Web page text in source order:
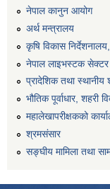
नेपाल कानुन आयोग
अर्थ मन्त्रालय
कृषि विकास
नेपाल लाइभस्टक
प्रादेशिक तथा स्थानीय
भौतिक पूर्वाधार, शहरी
महालेखापरीक्षकको
श्रमसंसार
सङ्घीय मामिला तथा